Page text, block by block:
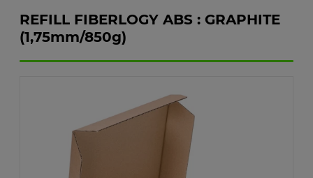
REFILL FIBERLOGY ABS : GRAPHITE
(1,75mm/850g)